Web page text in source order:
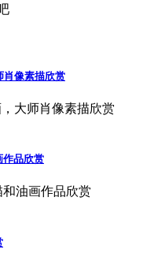
肖像素描欣赏
大师肖像素描欣赏
作品欣赏
油画作品欣赏